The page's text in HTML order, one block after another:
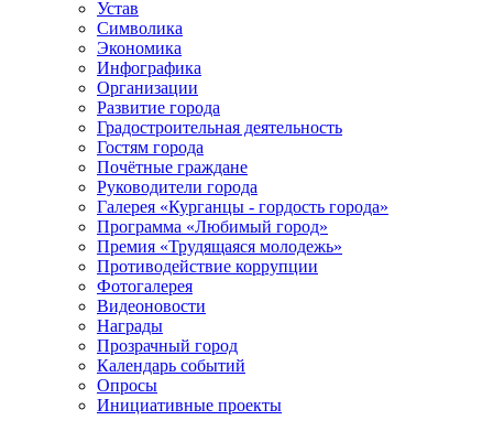
Устав
Символика
Экономика
Инфографика
Организации
Развитие города
Градостроительная деятельность
Гостям города
Почётные граждане
Руководители города
Галерея «Курганцы - гордость города»
Программа «Любимый город»
Премия «Трудящаяся молодежь»
Противодействие коррупции
Фотогалерея
Видеоновости
Награды
Прозрачный город
Календарь событий
Опросы
Инициативные проекты